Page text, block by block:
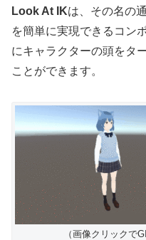
Look At IKは、その名の
を簡単に実現できるコン
にキャラクターの頭をタ
ことができます。
（画像クリックで